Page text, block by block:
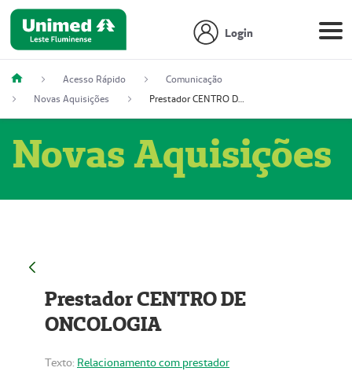
Login
Acesso Rápido
Comunicação
Novas Aquisições
Prestador CENTRO DE ONCOLOGIA
Novas Aquisições
Prestador CENTRO DE
ONCOLOGIA
Texto: Relacionamento com prestador